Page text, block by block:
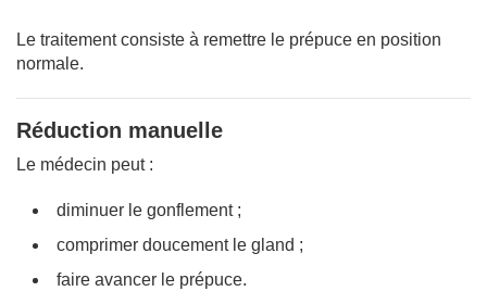
Le traitement consiste à remettre le prépuce en position
normale.
Réduction manuelle
Le médecin peut :
diminuer le gonflement ;
comprimer doucement le gland ;
faire avancer le prépuce.